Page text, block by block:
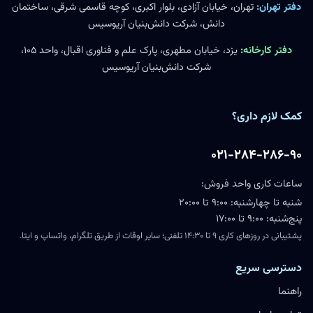
دفتر تهران: تهران، خیابان آزادی، بلوار اکبری، کوچه قاسمی شرقی، ساختمان
دانش، شرکت دانش‌بنیان آریوسیس
دفتر کارخانه:
یزد، خیابان مطهری، پارک علم و فناوری اقبال، واحد ۱۰۵،
شرکت دانش‌بنیان آریوسیس
کمک لازم داری؟
۰۲۱-۲۸۴-۲۸۶-۹۰
ساعات کاری واحد فروش:
شنبه تا چهارشنبه: ۹:۰۰ تا ۲۰:۰۰
پنج‌شنبه: ۹:۰۰ تا ۱۷:۰۰
پشتیبانی در روزهای کاری ۹ تا ۱۴:۳۰ تلفنی؛ سایر اوقات از طریق تلگرام، واتساپ و ایتا.
دسترسی سریع
راهنما